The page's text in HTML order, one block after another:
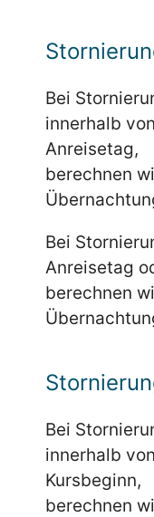
Bei
innerhalb von
Anreisetag,
berechnen
Bei
Anreisetag
berechnen
Bei
innerhalb von
Kursbeginn,
berechnen